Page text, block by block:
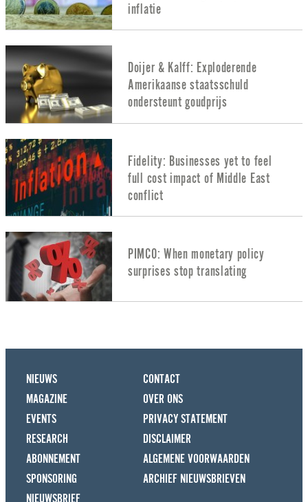
inflatie
Doijer & Kalff: Exploderende
Amerikaanse staatsschuld
ondersteunt goudprijs
Fidelity: Businesses yet to feel
full cost impact of Middle East
conflict
PIMCO: When monetary policy
surprises stop translating
NIEUWS
MAGAZINE
EVENTS
RESEARCH
ABONNEMENT
SPONSORING
CONTACT
OVER ONS
PRIVACY STATEMENT
DISCLAIMER
ALGEMENE VOORWAARDEN
ARCHIEF NIEUWSBRIEVEN
NIEUWSBRIEF